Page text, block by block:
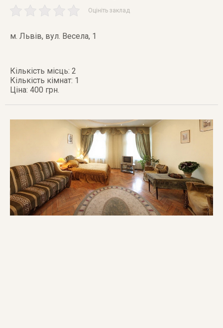
Оцініть заклад
м. Львів, вул. Весела, 1
Кількість місць: 2
Кількість кімнат: 1
Ціна: 400 грн.